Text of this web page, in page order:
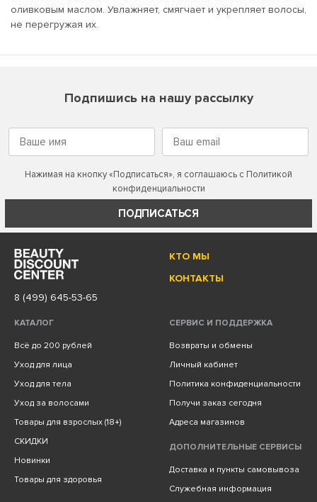
оливковым маслом. Увлажняет, смягчает и укрепляет волосы,
не перегружая их.
Подпишись на нашу рассылку
Нажимая на кнопку «Подписаться», я соглашаюсь с Политикой
конфиденциальности
ПОДПИСАТЬСЯ
КТО МЫ
КОНТАКТЫ
8 (499) 645-53-65
КАТАЛОГ
Всё до 200 рублей
Уход для лица
Уход для тела
Уход за волосами
Товары для взрослых (18+)
СКИДКИ
Новинки
Товары для здоровья
СЕРВИС И ПОДДЕРЖКА
Возвраты и обмены
Личный кабинет
Политика конфиденциальности
Получи заказ сегодня
Адреса магазинов
ДОПОЛНИТЕЛЬНЫЕ СЕРВИСЫ
Доставка и пункты самовывоза
Служебная информация